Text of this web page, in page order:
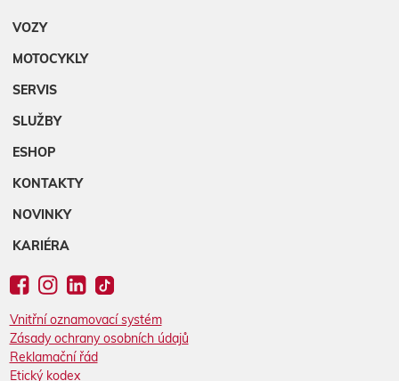
VOZY
MOTOCYKLY
SERVIS
SLUŽBY
ESHOP
KONTAKTY
NOVINKY
KARIÉRA
Vnitřní oznamovací systém
Zásady ochrany osobních údajů
Reklamační řád
Etický kodex